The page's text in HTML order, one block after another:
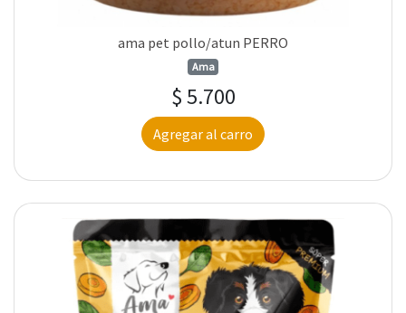
ama pet pollo/atun PERRO
Ama
$ 5.700
Agregar al carro